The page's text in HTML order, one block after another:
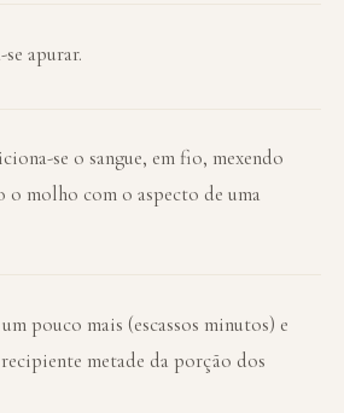
apurar.
se o sangue, em fio, mexendo
o molho com o aspecto de uma
pouco mais (escassos minutos) e
metade da porção dos